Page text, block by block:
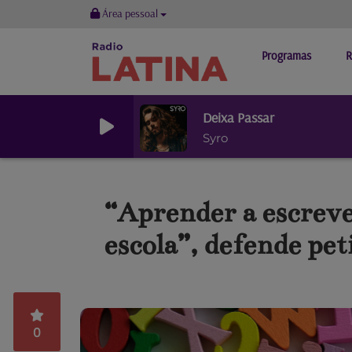
Área pessoal
Programas
Deixa Passar
Syro
“Aprender a
escola”, defende
0